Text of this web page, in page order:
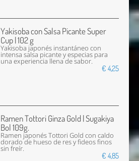
Yakisoba con Salsa Picante Super
Cup | 102 g
Yakisoba japonés instantáneo con
intensa salsa picante y especias para
una experiencia llena de sabor.
€ 4,25
Ramen Tottori Ginza Gold | Sugakiya
Bol 109g.
Ramen japonés Tottori Gold con caldo
dorado de hueso de res y fideos finos
sin freír.
€ 4,85